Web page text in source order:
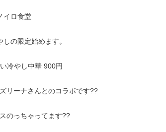
イロ食堂
の限定始めます。
冷やし中華 900円
リーナさんとのコラボです??
のっちゃってます??